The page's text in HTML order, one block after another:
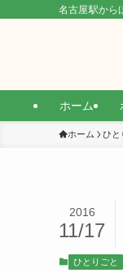
名古屋駅から
ホーム
ホーム ひと
2016
11/17
ひとりごと